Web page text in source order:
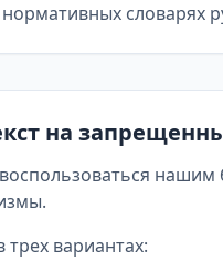
словарях
на
нашим
трех вариантах: